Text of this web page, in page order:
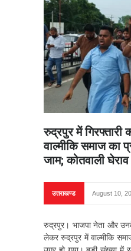
रुद्रपुर में गिरफ्तारी
वाल्मीकि समाज का
जाम; कोतवाली
उत्तराखण्ड August 10,
रुद्रपुर। भाजपा नेता और
लेकर रुद्रपुर में वाल्मीकि